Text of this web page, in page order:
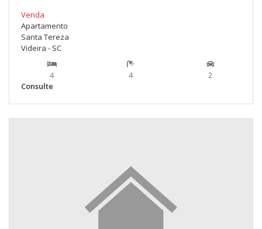
Venda
Apartamento
Santa Tereza
Videira - SC
4 4
2
Consulte